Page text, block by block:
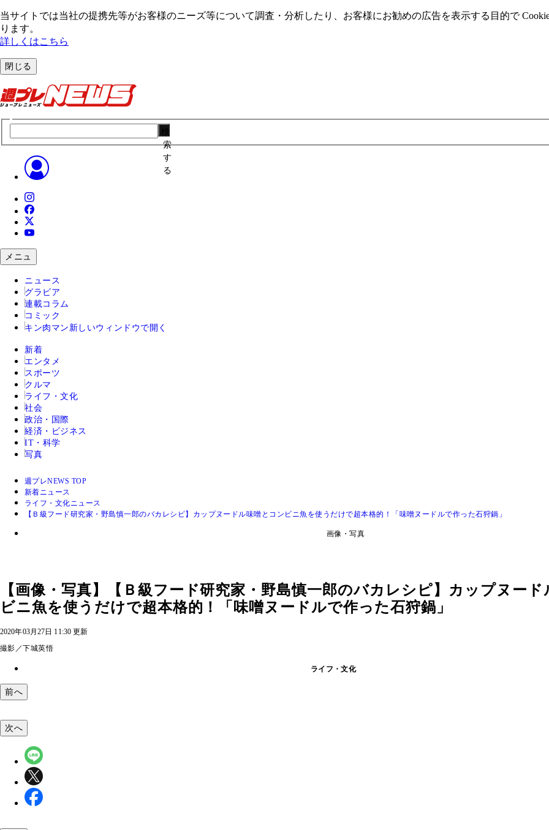
当サイトでは当社の提携先等がお客様のニーズ等について調査・分析したり、お客様にお勧めの広告を表⽰する⽬的で
ります。
詳しくはこちら
閉じる
索
す
る
メニュ
ニュース
グラビア
連載コラム
コミック
キン肉マン 新しいウィンドウで開く
新着
エンタメ
スポーツ
クルマ
ライフ・文化
社会
政治・国際
経済・ビジネス
IT・科学
写真
週プレNEWS TOP
新着ニュース
ライフ・文化ニュース
【Ｂ級フード研究家・野島慎一郎のバカレシピ】カップヌードル味噌とコンビニ魚を使うだけで超本格的！「味噌ヌードルで作った石狩鍋」
画像・写真
【画像・写真】【Ｂ級フード研究家・野島慎一郎のバカレシピ】カップヌード
ビニ魚を使うだけで超本格的！「味噌ヌードルで作った石狩鍋」
2020年03月27日 11:30 更新
撮影／下城英悟
ライフ・文化
前へ
次へ